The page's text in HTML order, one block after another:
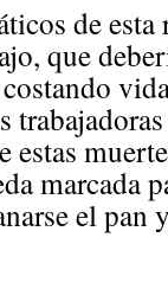
de esta
que
estas
marcada
el pan